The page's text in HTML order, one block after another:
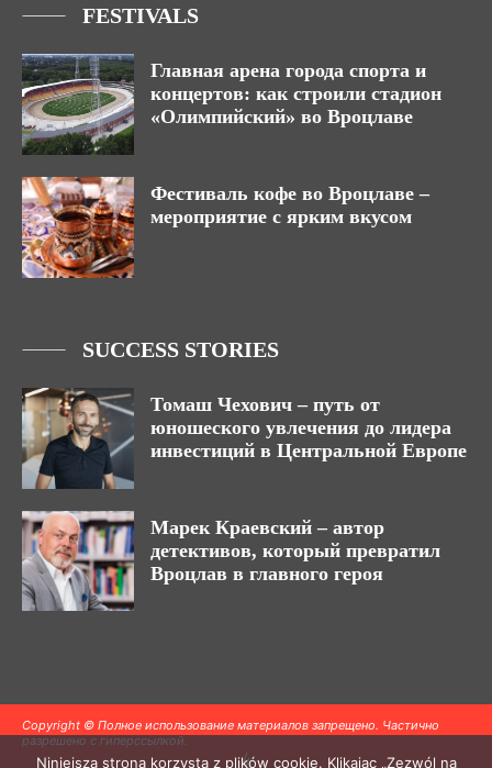
FESTIVALS
Главная арена города спорта и
концертов: как строили стадион
«Олимпийский» во Вроцлаве
Фестиваль кофе во Вроцлаве –
мероприятие с ярким вкусом
SUCCESS STORIES
Томаш Чехович – путь от
юношеского увлечения до лидера
инвестиций в Центральной Европе
Марек Краевский – автор
детективов, который превратил
Вроцлав в главного героя
Copyright © Полное использование материалов запрещено. Частично
разрешено с гиперссылкой.
Niniejsza strona korzysta z plików cookie. Klikając „Zezwól na